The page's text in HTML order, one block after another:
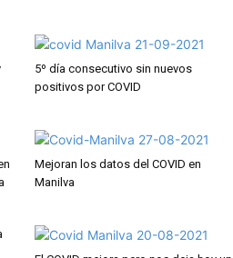
5º día consecutivo sin nuevos
positivos por COVID
Mejoran los datos del COVID en
Manilva